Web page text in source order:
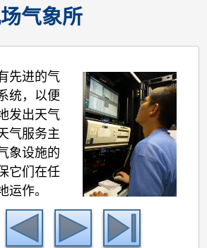
气象所
先进的气
统，以便
发出天气
气服务主
象设施的
它们在任
运作。